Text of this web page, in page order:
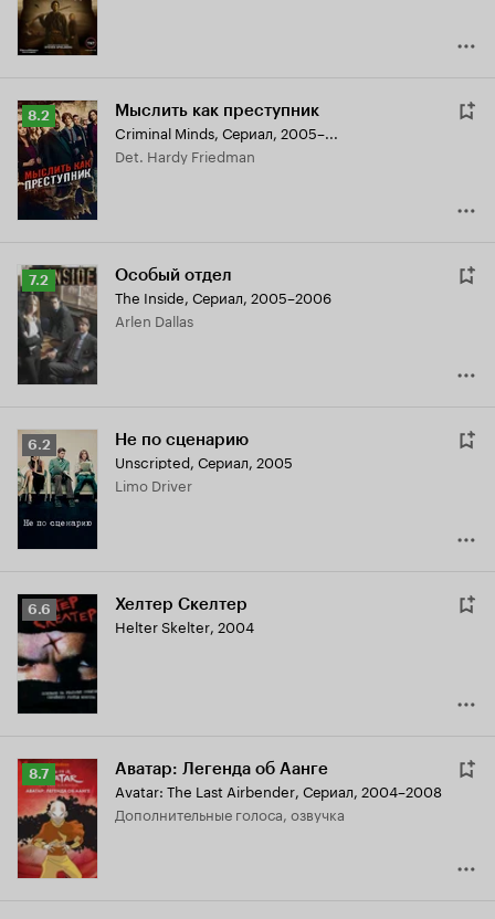
Рейтинг
Кинопоиска
8.2
8.2 Мыслить как преступник
Criminal Minds, Сериал, 2005–...
Det. Hardy Friedman
Рейтинг
Кинопоиска
7.2
7.2 Особый отдел
The Inside, Сериал, 2005–2006
Arlen Dallas
Рейтинг
Кинопоиска
6.2
6.2 Не по сценарию
Unscripted, Сериал, 2005
Limo Driver
Рейтинг
Кинопоиска
6.6
6.6 Хелтер Скелтер
Helter Skelter, 2004
Рейтинг
Кинопоиска
8.7
8.7 Аватар: Легенда об Аанге
Avatar: The Last Airbender, Сериал, 2004–2008
дополнительные голоса, озвучка